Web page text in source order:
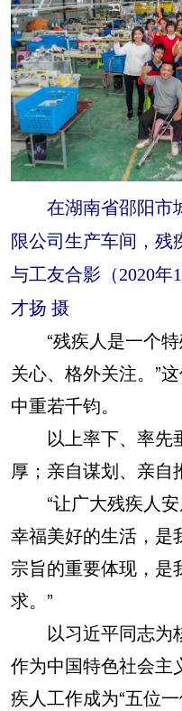
在湖南省邵阳市
限公司生产车间，残
与工友合影（2020年
才扬 摄
“残疾人是一个特
关心、格外关注。”
中重若千钧。
以上率下、率先
厚；亲自谋划、亲自
“让广大残疾人安
幸福美好的生活，是
宗旨的重要体现，是
求。”
以习近平同志为
作为中国特色社会主
疾人工作成为“五位